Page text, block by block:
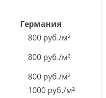
Германия
800 руб./м²
800 руб./м²
800 руб./м²
1000 руб./м²